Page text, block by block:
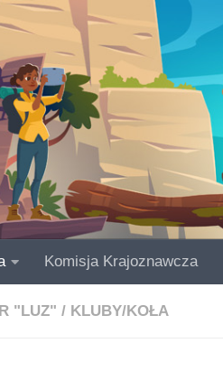
Komisja Krajoznawcza
"LUZ" / KLUBY/KOŁA